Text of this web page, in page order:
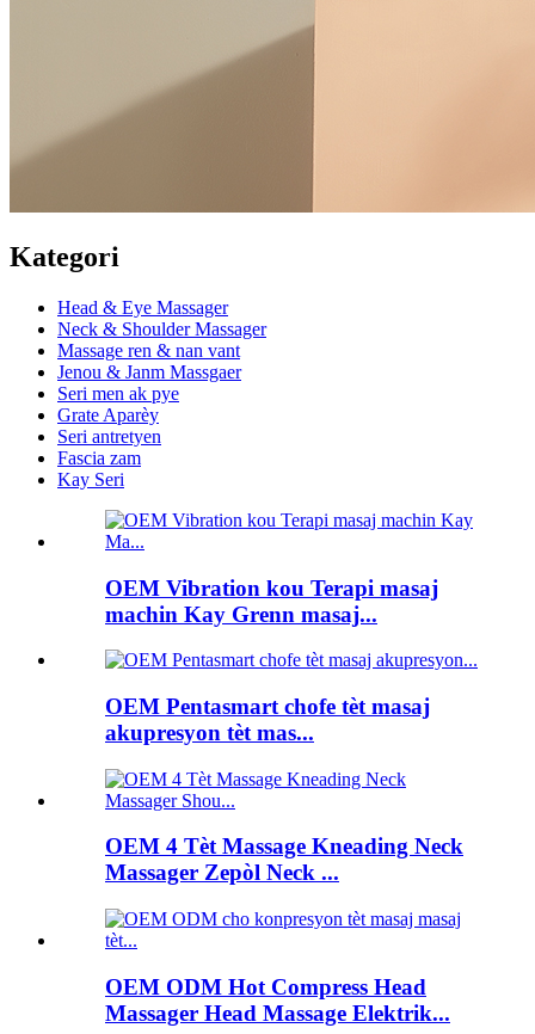
Kategori
Head & Eye Massager
Neck & Shoulder Massager
Massage ren & nan vant
Jenou & Janm Massgaer
Seri men ak pye
Grate Aparèy
Seri antretyen
Fascia zam
Kay Seri
OEM Vibration kou Terapi masaj
machin Kay Grenn masaj...
OEM Pentasmart chofe tèt masaj
akupresyon tèt mas...
OEM 4 Tèt Massage Kneading Neck
Massager Zepòl Neck ...
OEM ODM Hot Compress Head
Massager Head Massage Elektrik...